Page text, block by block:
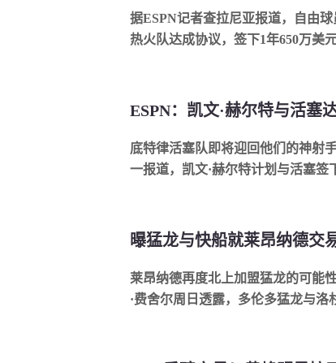
据ESPN记者查拉尼亚报道，自由
热火队达成协议，签下1年650万美
ESPN：凯文·赫尔特与活塞
底特律活塞队即将迎回他们的神射
一报道，凯文·赫尔特计划与活塞签
莱昂纳德再度北上加盟猛龙的可能
·费舍尔周日透露，多伦多猛龙与洛